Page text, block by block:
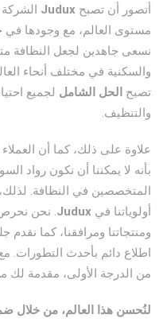
أتصور أن تصبح Judux
مستوى العالم، مع وجودها في
نسعى جاهدين لجعل النظافة
والسكنية في مختلف أنحاء
تصبح الحل الشامل لجميع
والتنظيف.
علاوة على ذلك، كما أن
بأنه لا يمكننا أن نكون رواد
المتخصصين في النظافة. لذلك،
أولوياتنا في Judux. نحن نحرص
ومنتجاتنا ومرافقنا، كما
اطلاع دائم بأحدث التطورات.
من الدرجة الأولى، مقدمة
لنُحسن هذا العالم، من خلال